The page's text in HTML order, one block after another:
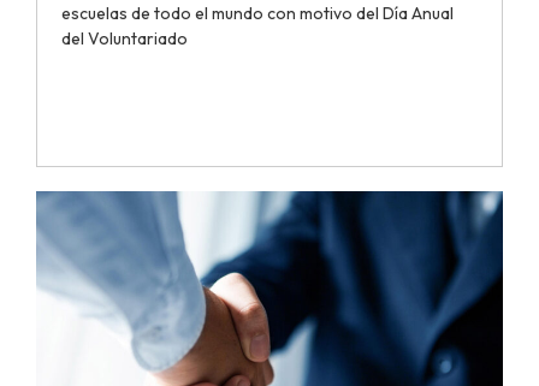
escuelas de todo el mundo con motivo del Día Anual
del Voluntariado